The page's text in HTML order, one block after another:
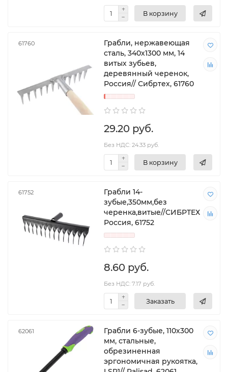
В корзину
61760
Грабли, нержавеющая
сталь, 340х1300 мм, 14
витых зубьев,
деревянный черенок,
Россия// Сибртех, 61760
29.20 руб.
Без НДС: 24.33 руб.
В корзину
61752
Грабли 14-
зубые,350мм,без
черенка,витые//СИБРТЕХ
Россия, 61752
8.60 руб.
Без НДС: 7.17 руб.
Заказать
62061
Грабли 6-зубые, 110х300
мм, стальные,
обрезиненная
эргономичная рукоятка,